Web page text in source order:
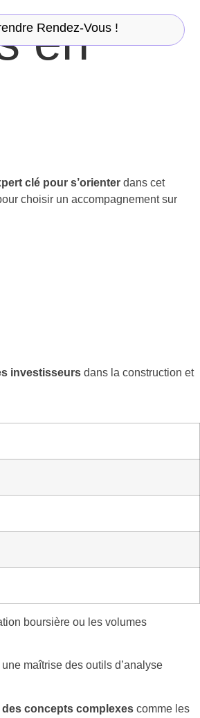
Rendez-Vous !
en
clé pour s’orienter dans cet
choisir un accompagnement sur
investisseurs dans la construction et
boursière ou les volumes
maîtrise des outils d’analyse
concepts complexes comme les